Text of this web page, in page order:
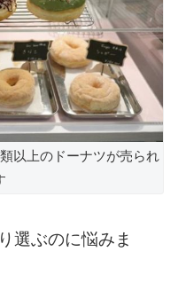
以上のドーナツが売られ
選ぶのに悩みま